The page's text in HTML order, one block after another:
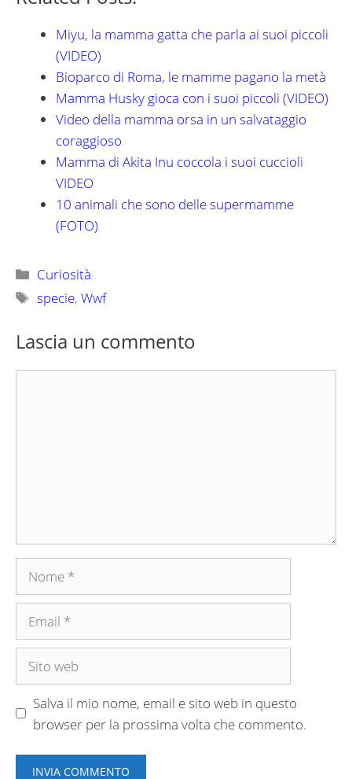
Miyu, la mamma gatta che parla ai suoi piccoli
(VIDEO)
Bioparco di Roma, le mamme pagano la metà
Mamma Husky gioca con i suoi piccoli (VIDEO)
Video della mamma orsa in un salvataggio
coraggioso
Mamma di Akita Inu coccola i suoi cuccioli
VIDEO
10 animali che sono delle supermamme
(FOTO)
Categorie
Curiosità
Tag
specie,Wwf
Lascia un commento
Nome
Email
Sito
Salva il mio nome, email e sito web in questo
browser per la prossima volta che commento.